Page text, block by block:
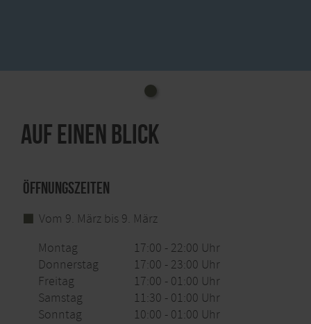
Auf einen Blick
Öffnungszeiten
Vom 9. März bis 9. März
Montag
17:00 - 22:00 Uhr
Donnerstag
17:00 - 23:00 Uhr
Freitag
17:00 - 01:00 Uhr
Samstag
11:30 - 01:00 Uhr
Sonntag
10:00 - 01:00 Uhr